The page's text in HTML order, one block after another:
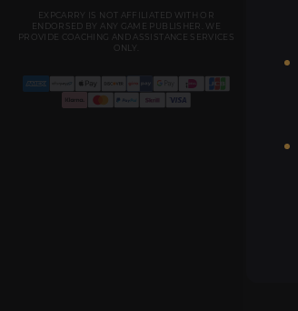
EXPCARRY IS NOT AFFILIATED WITH OR
ENDORSED BY ANY GAME PUBLISHER. WE
PROVIDE COACHING AND ASSISTANCE SERVICES
ONLY.